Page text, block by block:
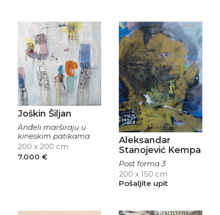
Joškin Šiljan
Anđeli marširaju u
kineskim patikama
200 x 200 cm
7.000 €
Aleksandar
Stanojević Kempa
Post forma 3
200 x 150 cm
Pošaljite upit